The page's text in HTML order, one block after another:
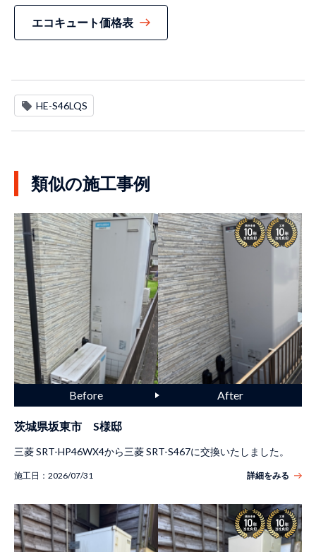
エコキュート価格表
HE-S46LQS
類似の施工事例
茨城県坂東市 S様邸
三菱 SRT-HP46WX4から三菱 SRT-S467に交換いたしました。
施工日： 2026/07/31 詳細をみる